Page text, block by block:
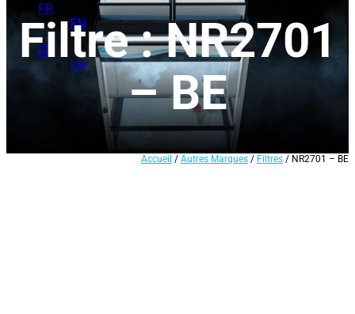
FR
EN
FR
EN
Filtre : NR2701
– BE
Accueil / Autres Marques / Filtres / NR2701 – BE